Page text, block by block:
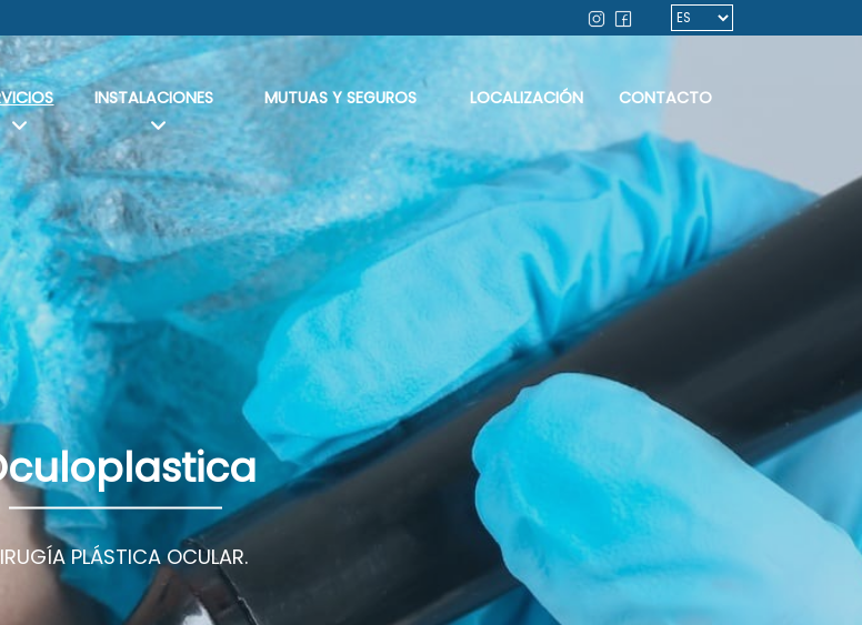
INSTALACIONES MUTUAS Y SEGUROS LOCALIZACIÓN CONTACTO
PLÁSTICA OCULAR.